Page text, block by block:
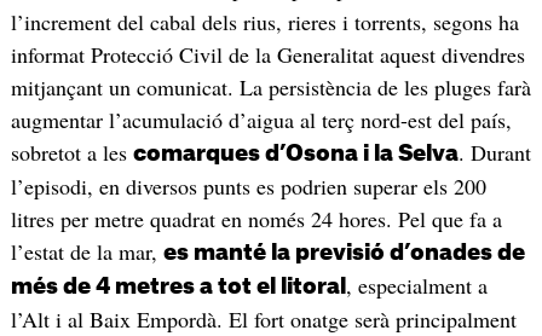
l’increment del cabal dels rius, rieres i torrents, segons ha
informat Protecció Civil de la Generalitat aquest divendres
mitjançant un comunicat. La persistència de les pluges farà
augmentar l’acumulació d’aigua al terç nord-est del país,
sobretot a les comarques d’Osona i la Selva. Durant
l’episodi, en diversos punts es podrien superar els 200
litres per metre quadrat en només 24 hores. Pel que fa a
l’estat de la mar, es manté la previsió d’onades de
més de 4 metres a tot el litoral , especialment a
l’Alt i al Baix Empordà. El fort onatge serà principalment